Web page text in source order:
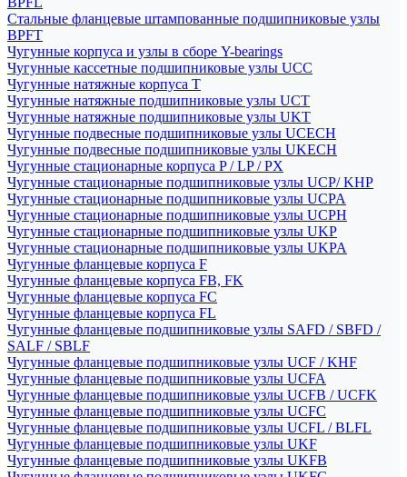
Стальные фланцевые штампованные подшипниковые узлы
BPFT
Чугунные корпуса и узлы в сборе Y-bearings
Чугунные кассетные подшипниковые узлы UCC
Чугунные натяжные корпуса T
Чугунные натяжные подшипниковые узлы UCT
Чугунные натяжные подшипниковые узлы UKT
Чугунные подвесные подшипниковые узлы UCECH
Чугунные подвесные подшипниковые узлы UKECH
Чугунные стационарные корпуса P / LP / PX
Чугунные стационарные подшипниковые узлы UCP/ KHP
Чугунные стационарные подшипниковые узлы UCPA
Чугунные стационарные подшипниковые узлы UCPH
Чугунные стационарные подшипниковые узлы UKP
Чугунные стационарные подшипниковые узлы UKPA
Чугунные фланцевые корпуса F
Чугунные фланцевые корпуса FB, FK
Чугунные фланцевые корпуса FC
Чугунные фланцевые корпуса FL
Чугунные фланцевые подшипниковые узлы SAFD / SBFD /
SALF / SBLF
Чугунные фланцевые подшипниковые узлы UCF / KHF
Чугунные фланцевые подшипниковые узлы UCFA
Чугунные фланцевые подшипниковые узлы UCFB / UCFK
Чугунные фланцевые подшипниковые узлы UCFC
Чугунные фланцевые подшипниковые узлы UCFL / BLFL
Чугунные фланцевые подшипниковые узлы UKF
Чугунные фланцевые подшипниковые узлы UKFB